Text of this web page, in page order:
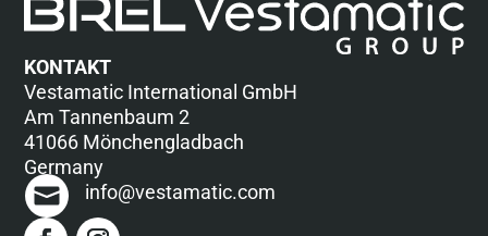
KONTAKT
Vestamatic International GmbH
Am Tannenbaum 2
41066 Mönchengladbach
Germany
info@vestamatic.com